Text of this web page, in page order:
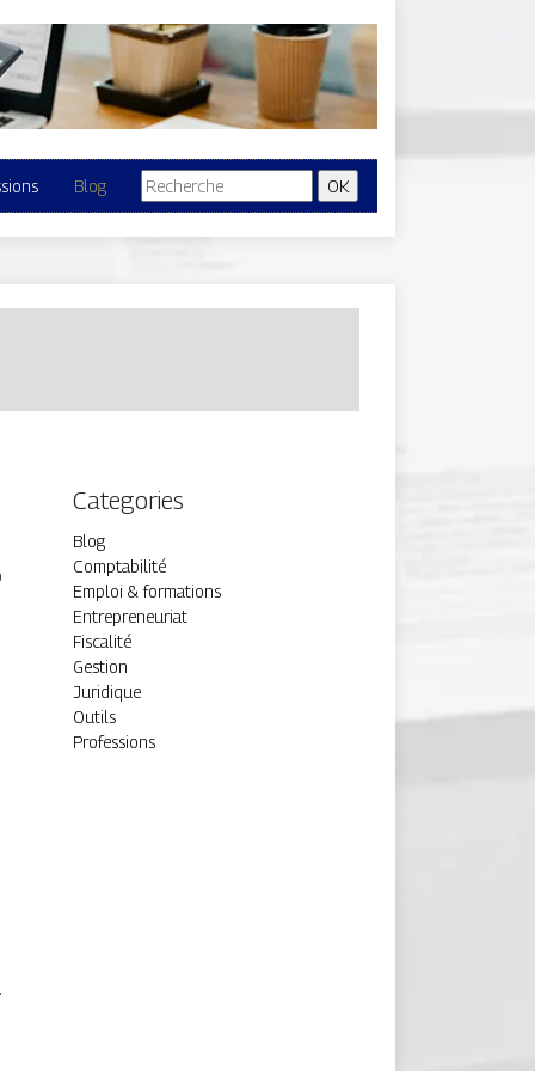
Blog
Categories
Blog
Comptabilité
Emploi & formations
Entrepreneuriat
Fiscalité
Gestion
Juridique
Outils
Professions